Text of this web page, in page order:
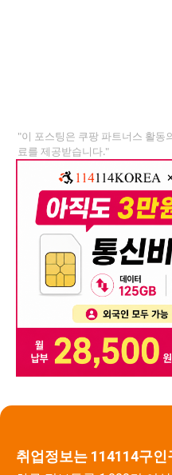
취업정보는 114114구인
"이 포스팅은 쿠팡 파트너스 활동
료를 제공받습니다."